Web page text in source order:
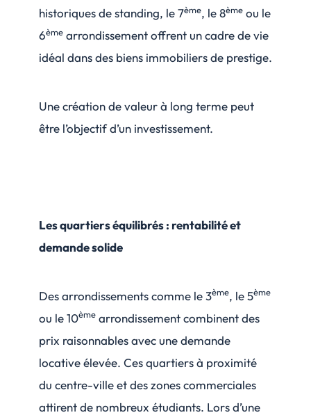
historiques de standing, le 7ème, le 8ème ou le
6ème arrondissement offrent un cadre de vie
idéal dans des biens immobiliers de prestige.
Une création de valeur à long terme peut
être l’objectif d’un investissement.
Les quartiers équilibrés : rentabilité et
demande solide
Des arrondissements comme le 3ème, le 5ème
ou le 10ème arrondissement combinent des
prix raisonnables avec une demande
locative élevée. Ces quartiers à proximité
du centre-ville et des zones commerciales
attirent de nombreux étudiants. Lors d’une